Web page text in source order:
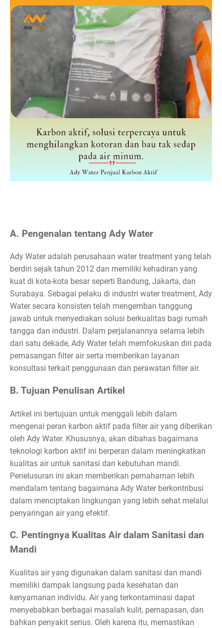
A. Pengenalan tentang Ady Water
Ady Water adalah perusahaan water treatment yang telah
berdiri sejak tahun 2012 dan memiliki kehadiran yang
kuat di kota-kota besar seperti Bandung, Jakarta, dan
Surabaya. Sebagai pelaku di industri water treatment, Ady
Water secara konsisten telah mengemban tanggung
jawab untuk menyediakan solusi berkualitas bagi rumah
tangga dan industri. Dalam perjalanannya selama lebih
dari satu dekade, Ady Water telah memfokuskan diri pada
pemasangan filter air serta memberikan layanan
konsultasi terkait penggunaan dan perawatan filter air.
B. Tujuan Penulisan Artikel
Artikel ini bertujuan untuk menggali lebih dalam
mengenai peran karbon aktif pada filter air yang diberikan
oleh Ady Water. Khususnya, akan dibahas bagaimana
teknologi karbon aktif ini berperan dalam meningkatkan
kualitas air untuk sanitasi dan kebutuhan mandi.
Penelusuran ini akan memberikan pemahaman lebih
mendalam tentang bagaimana Ady Water berkontribusi
dalam menciptakan lingkungan yang lebih sehat melalui
penyaringan air yang efektif.
C. Pentingnya Kualitas Air dalam Sanitasi dan
Mandi
Kualitas air yang digunakan dalam sanitasi dan mandi
memiliki dampak langsung pada kesehatan dan
kenyamanan individu. Air yang terkontaminasi dapat
menyebabkan berbagai masalah kulit, pernapasan, dan
bahkan penyakit serius. Oleh karena itu, memastikan